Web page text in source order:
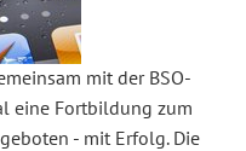
mit der BSO-
eine Fortbildung zum
- mit Erfolg. Die